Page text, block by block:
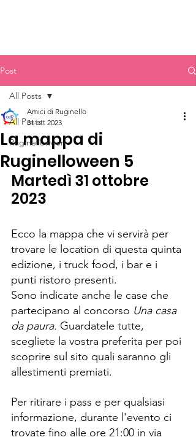
Post
All Posts
Ruginelloween
All Posts
La mappa di
Ruginelloween 5
Amici di Ruginello
31 ott 2023
Martedì 31 ottobre
2023
Ecco la mappa che vi servirà per
trovare le location di questa quinta
edizione, i truck food, i bar e i
punti ristoro presenti.
Sono indicate anche le case che
partecipano al concorso Una casa
da paura. Guardatele tutte,
scegliete la vostra preferita per poi
scoprire sul sito quali saranno gli
allestimenti premiati.
Per ritirare i pass e per qualsiasi
informazione, durante l'evento ci
trovate fino alle ore 21:00 in via